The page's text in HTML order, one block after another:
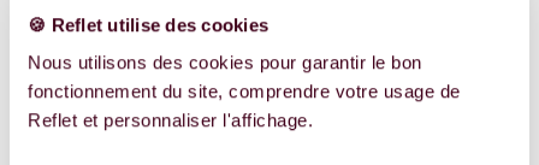
🍪 Reflet utilise des cookies
Nous utilisons des cookies pour garantir le bon
fonctionnement du site, comprendre votre usage de
Reflet et personnaliser l'affichage.
Le Rubis #5 : Premier
rendez-vous
Comment se passe la procédure de